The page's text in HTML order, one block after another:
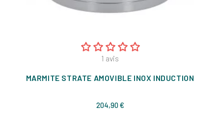
1 avis
MARMITE STRATE AMOVIBLE INOX INDUCTION
204,90 €Prix